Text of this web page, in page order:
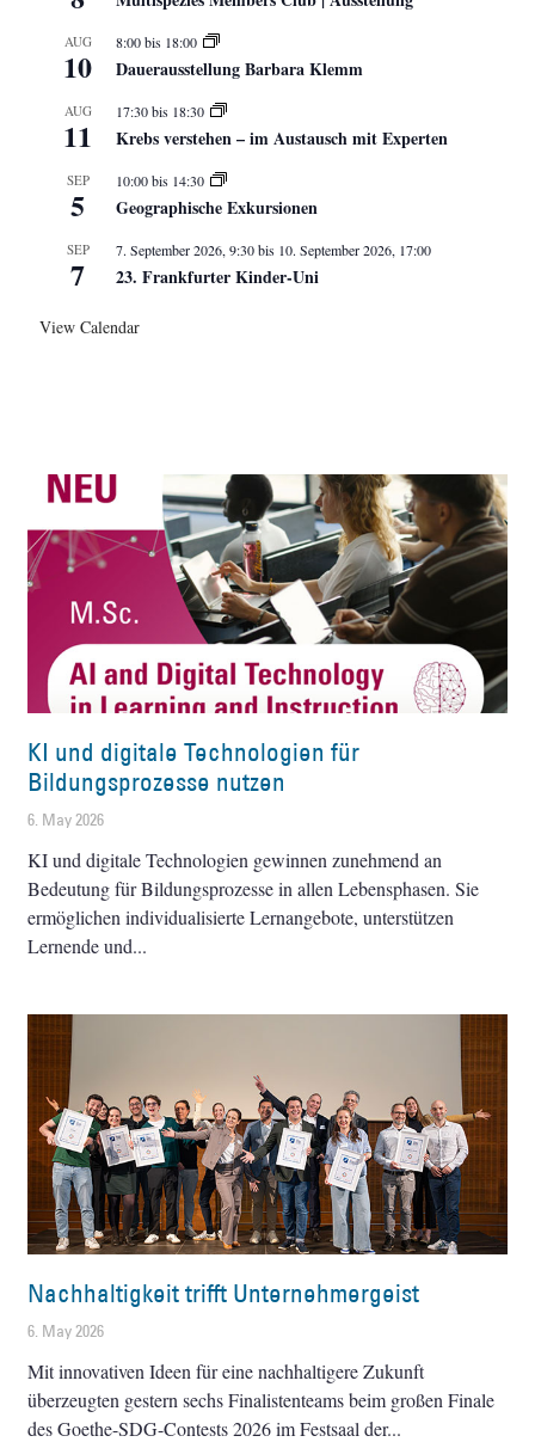
AUG
10
8:00bis 18:00
Dauerausstellung Barbara Klemm
AUG
11
17:30bis 18:30
Krebs verstehen – im Austausch mit Experten
SEP
5
10:00bis 14:30
Geographische Exkursionen
SEP
7
7. September 2026, 9:30bis 10. September 2026, 17:00
23. Frankfurter Kinder-Uni
View Calendar
KI und digitale Technologien für
Bildungsprozesse nutzen
6. May 2026
KI und digitale Technologien gewinnen zunehmend an
Bedeutung für Bildungsprozesse in allen Lebensphasen. Sie
ermöglichen individualisierte Lernangebote, unterstützen
Lernende und
Nachhaltigkeit trifft Unternehmergeist
6. May 2026
Mit innovativen Ideen für eine nachhaltigere Zukunft
überzeugten gestern sechs Finalistenteams beim großen Finale
des Goethe-SDG-Contests 2026 im Festsaal der